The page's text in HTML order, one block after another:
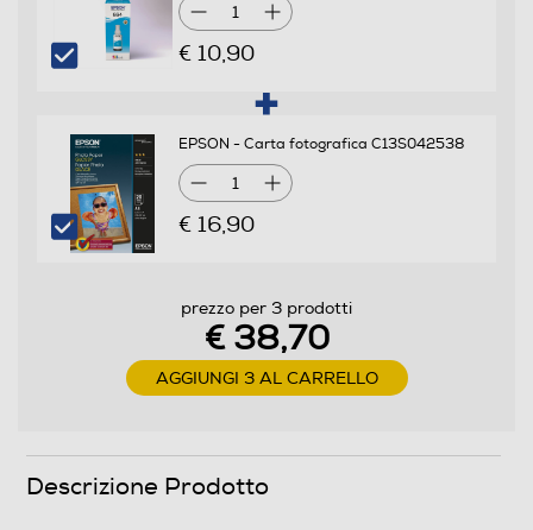
Informazioni sulla sicurezza del prodotto
Clicca qui
1
€ 10,90
EPSON - Carta fotografica C13S042538
1
€ 16,90
prezzo per 3 prodotti
€ 38,70
AGGIUNGI 3 AL CARRELLO
Descrizione Prodotto